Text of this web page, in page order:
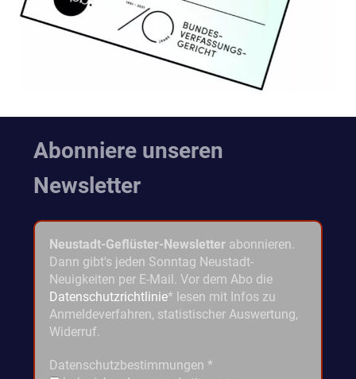
Abonniere unseren
Newsletter
Neustadt-Geflüster-Newsletter abonnieren.
Dann gibt's jeden Sonntag Neustadt-
Neuigkeiten per E-Mail. Vor dem Abo die
Datenschutzrichtlinie* lesen mit Infos zu
Anmeldeverfahren, statistischer Auswertung,
Widerruf.
Datenschutzbestimmungen *